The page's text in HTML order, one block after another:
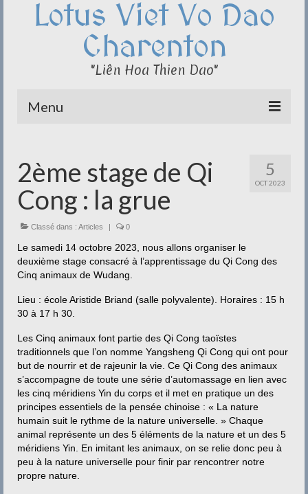
Lotus Viet Vo Dao
Charenton
"Liên Hoa Thien Dao"
Menu
Qi Cong – Taï Chi
Disciplines
Méditation
Documentation
Liens
Contact
5
OCT 2023
2ème stage de Qi
Cong : la grue
Classé dans : Articles | 0
Le samedi 14 octobre 2023, nous allons organiser le
deuxième stage consacré à l’apprentissage du Qi Cong des
Cinq animaux de Wudang.
Lieu : école Aristide Briand (salle polyvalente). Horaires : 15 h
30 à 17 h 30.
Les Cinq animaux font partie des Qi Cong taoïstes
traditionnels que l’on nomme Yangsheng Qi Cong qui ont pour
but de nourrir et de rajeunir la vie. Ce Qi Cong des animaux
s’accompagne de toute une série d’automassage en lien avec
les cinq méridiens Yin du corps et il met en pratique un des
principes essentiels de la pensée chinoise : « La nature
humain suit le rythme de la nature universelle. » Chaque
animal représente un des 5 éléments de la nature et un des 5
méridiens Yin. En imitant les animaux, on se relie donc peu à
peu à la nature universelle pour finir par rencontrer notre
propre nature.